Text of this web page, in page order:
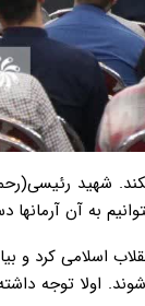
شهید
به آن آرمانها
اسلامی کرد
اولا توجه